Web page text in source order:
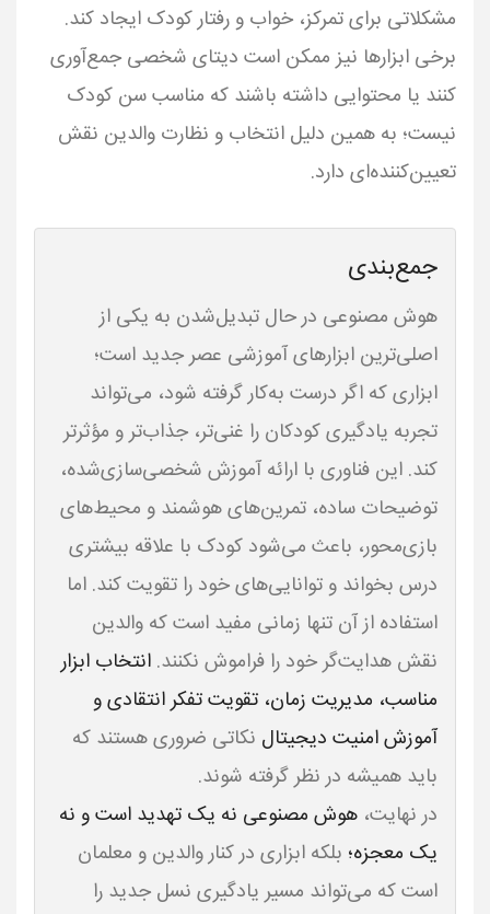
مشکلاتی برای تمرکز، خواب و رفتار کودک ایجاد کند.
برخی ابزارها نیز ممکن است دیتای شخصی جمع‌آوری
کنند یا محتوایی داشته باشند که مناسب سن کودک
نیست؛ به همین دلیل انتخاب و نظارت والدین نقش
تعیین‌کننده‌ای دارد.
جمع‌بندی
هوش مصنوعی در حال تبدیل‌شدن به یکی از
اصلی‌ترین ابزارهای آموزشی عصر جدید است؛
ابزاری که اگر درست به‌کار گرفته شود، می‌تواند
تجربه یادگیری کودکان را غنی‌تر، جذاب‌تر و مؤثرتر
کند. این فناوری با ارائه آموزش شخصی‌سازی‌شده،
توضیحات ساده، تمرین‌های هوشمند و محیط‌های
بازی‌محور، باعث می‌شود کودک با علاقه بیشتری
درس بخواند و توانایی‌های خود را تقویت کند. اما
استفاده از آن تنها زمانی مفید است که والدین
نقش هدایت‌گر خود را فراموش نکنند. انتخاب ابزار
مناسب، مدیریت زمان، تقویت تفکر انتقادی و
آموزش امنیت دیجیتال نکاتی ضروری هستند که
در نهایت، هوش مصنوعی نه یک تهدید است و نه
یک معجزه؛ بلکه ابزاری در کنار والدین و معلمان
است که می‌تواند مسیر یادگیری نسل جدید را